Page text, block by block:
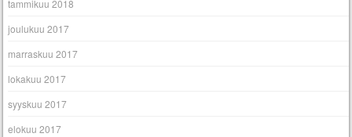
tammikuu 2018
joulukuu 2017
marraskuu 2017
lokakuu 2017
syyskuu 2017
elokuu 2017